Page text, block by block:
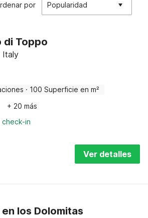
por Popularidad
di Toppo
Italy
· 100 Superficie en m²
+ 20 más
check-in
Ver detalles
los Dolomitas